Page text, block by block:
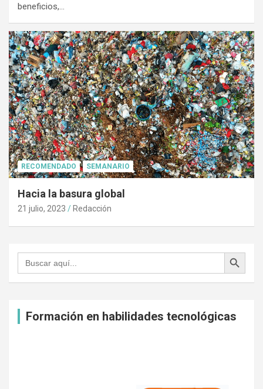
beneficios,…
RECOMENDADO SEMANARIO
Hacia la basura global
21 julio, 2023 Redacción
Buscar: Botón de búsqueda
Formación en habilidades tecnológicas